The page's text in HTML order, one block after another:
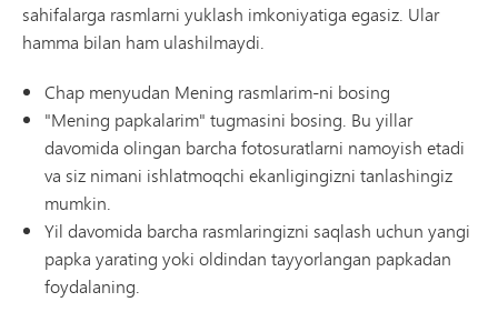
sahifalarga rasmlarni yuklash imkoniyatiga egasiz. Ular
hamma bilan ham ulashilmaydi.
Chap menyudan Mening rasmlarim-ni bosing
"Mening papkalarim" tugmasini bosing. Bu yillar
davomida olingan barcha fotosuratlarni namoyish etadi
va siz nimani ishlatmoqchi ekanligingizni tanlashingiz
mumkin.
Yil davomida barcha rasmlaringizni saqlash uchun yangi
papka yarating yoki oldindan tayyorlangan papkadan
foydalaning.